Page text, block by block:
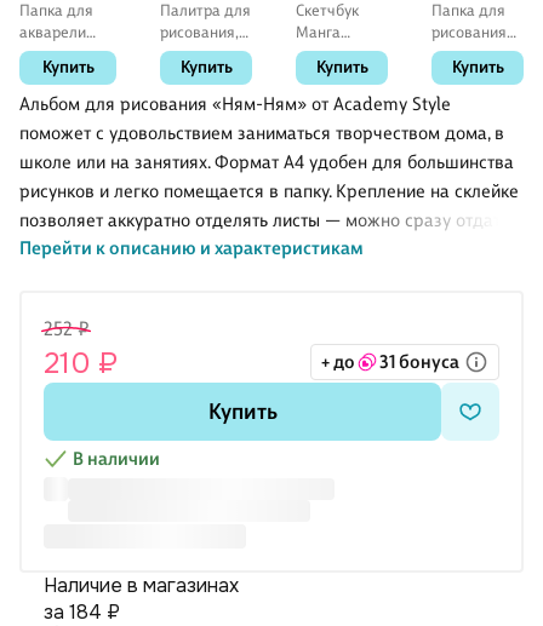
Альбом для рисования «Ням-Ням» от Academy Style
поможет с удовольствием заниматься творчеством дома, в
школе или на занятиях. Формат А4 удобен для большинства
рисунков и легко помещается в папку. Крепление на склейке
позволяет аккуратно отделять листы — можно сразу отдать
работу на проверку или оформить готовый рисунок. Яркая
Перейти к описанию и характеристикам
Папка для
акварели
«Флора», А4,
10 листов
Купить
Палитра для
рисования,
овальная,
белая,
Рисовашка
Купить
Скетчбук
Манга
(192стр)
Купить
Папка для
рисования
акварелью
А3 10л "Art
Spirit"
пластик.папка,
ErichKrause
Купить
252 ₽
210 ₽ + до 31 бонуса
Купить
В наличии
Наличие в магазинах
за 184 ₽